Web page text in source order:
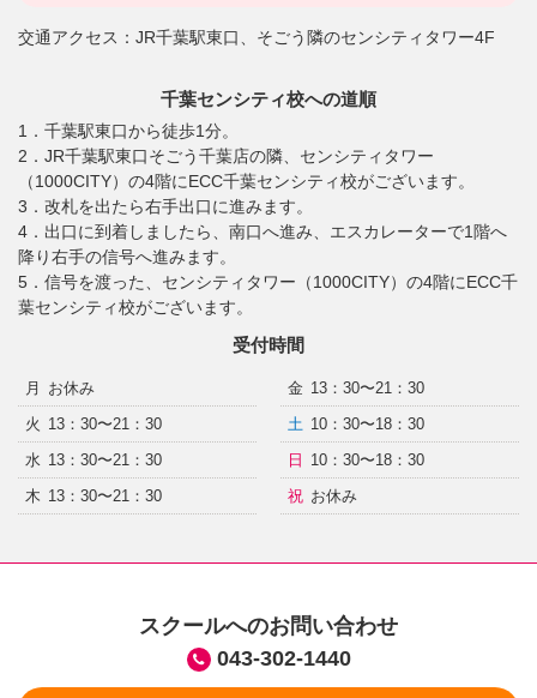
交通アクセス： JR千葉駅東口、そごう隣のセンシティタワー4F
千葉センシティ校への道順
1．千葉駅東口から徒歩1分。
2．JR千葉駅東口そごう千葉店の隣、センシティタワー
（1000CITY）の4階にECC千葉センシティ校がございます。
3．改札を出たら右手出口に進みます。
4．出口に到着しましたら、南口へ進み、エスカレーターで1階へ
降り右手の信号へ進みます。
5．信号を渡った、センシティタワー（1000CITY）の4階にECC千
葉センシティ校がございます。
受付時間
月
お休み
火 13：30〜21：30
水 13：30〜21：30
木 13：30〜21：30
金 13：30〜21：30
土 10：30〜18：30
日
10：30〜18：30
祝 お休み
スクールへのお問い合わせ
043-302-1440